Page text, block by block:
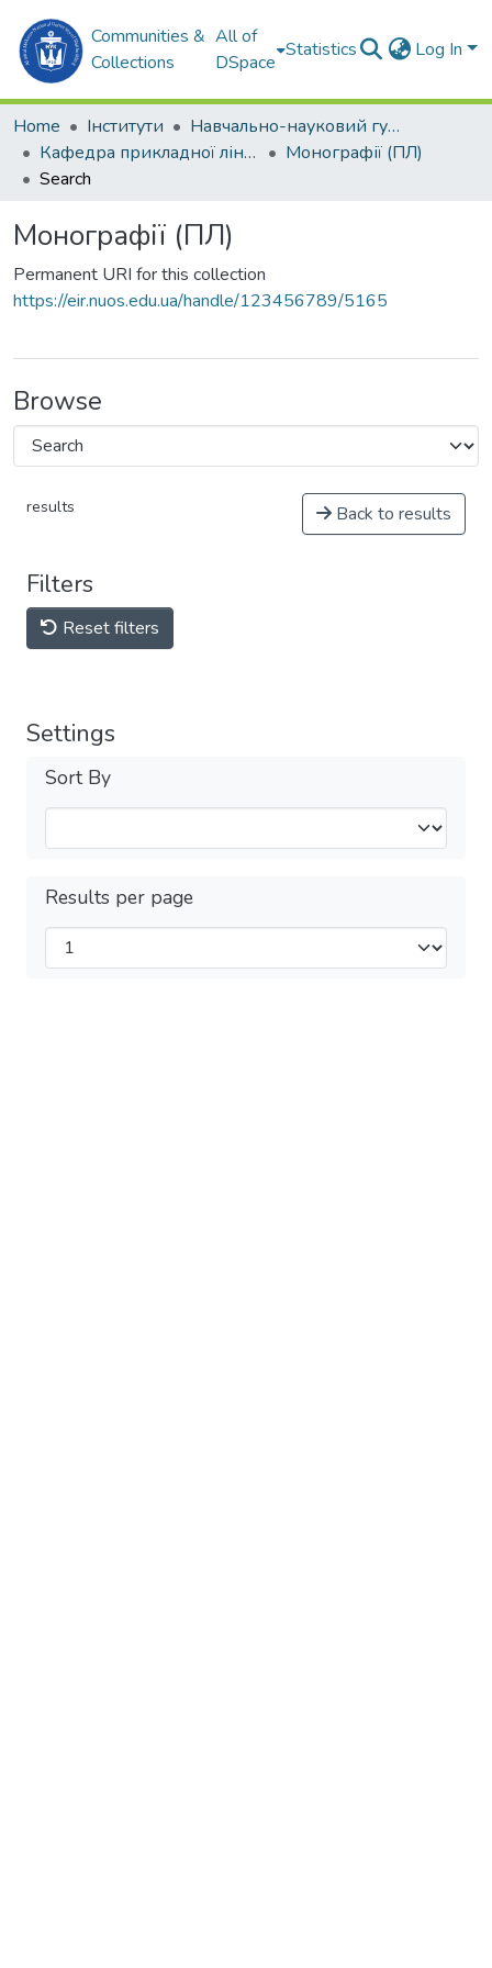
Communities &
Collections
All of
DSpace
Statistics Log In
Home Інститути
Навчально-науковий гуманітарний інститут (ННГІ)
Кафедра прикладної лінгвістики (ПЛ)
Монографії (ПЛ)
Search
Монографії (ПЛ)
Permanent URI for this collection
https://eir.nuos.edu.ua/handle/123456789/5165
Browse
results Back to results
Filters
Reset filters
Settings
Sort By
Results per page